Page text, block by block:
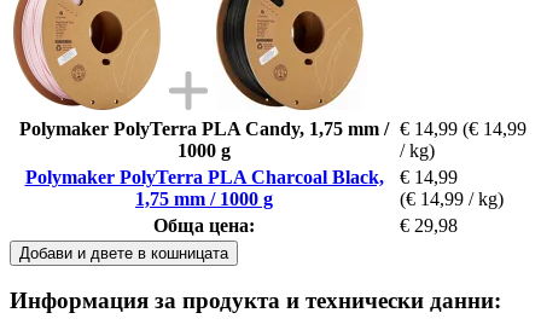
Polymaker PolyTerra PLA Candy, 1,75 mm /
1000 g
€ 14,99 (€ 14,99
/ kg)
Polymaker PolyTerra PLA Charcoal Black,
1,75 mm / 1000 g
€ 14,99
(€ 14,99 / kg)
Обща цена:
€ 29,98
Добави и двете в кошницата
Информация за продукта и технически данни: